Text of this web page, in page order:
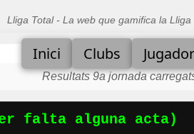
Lliga Total - La web que gamifica la
Inici Clubs
Resultats 9a jornada
falta alguna acta)